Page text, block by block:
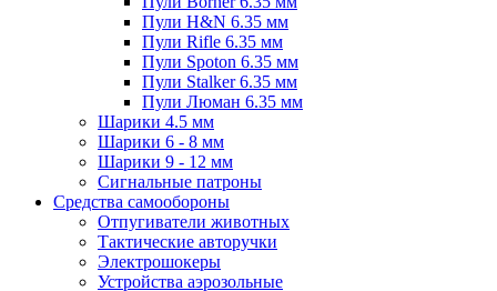
Пули H&N 6.35 мм
Пули Rifle 6.35 мм
Пули Spoton 6.35 мм
Пули Stalker 6.35 мм
Пули Люман 6.35 мм
Шарики 4.5 мм
Шарики 6 - 8 мм
Шарики 9 - 12 мм
Сигнальные патроны
Средства самообороны
Отпугиватели животных
Тактические авторучки
Электрошокеры
Устройства аэрозольные